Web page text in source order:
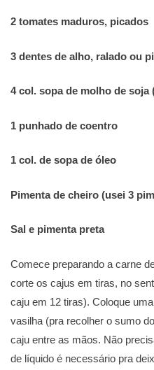
2 tomates maduros, picados
3 dentes de alho, ralado ou
4 col. sopa de molho de soja
1 punhado de coentro
1 col. de sopa de óleo
Pimenta de cheiro (usei 3
Sal e pimenta preta
Comece preparando a carne
corte os cajus em tiras, no
caju em 12 tiras). Coloque
vasilha (pra recolher o sumo
caju entre as mãos. Não
de líquido é necessário pra